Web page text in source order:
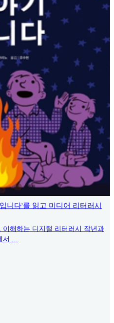
니다'를 읽고 미디어 리터러시
해하는 디지털 리터러시 작년과
서 ...